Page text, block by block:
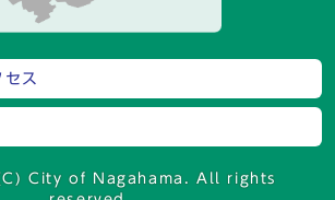
ス
City of Nagahama. All rights